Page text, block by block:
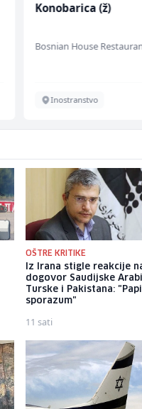
Konobarica (ž)
Bosnian House
Inostranstvo
OŠTRE KRITIKE
Iz Irana stigle reakcije
dogovor Saudijske
Turske i Pakistana:
sporazum"
11 sati